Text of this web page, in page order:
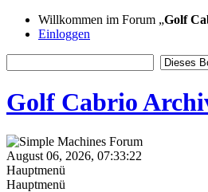
Willkommen im Forum „Golf
Einloggen
Golf Cabrio
August 06, 2026, 07:33:22
Hauptmenü
Hauptmenü